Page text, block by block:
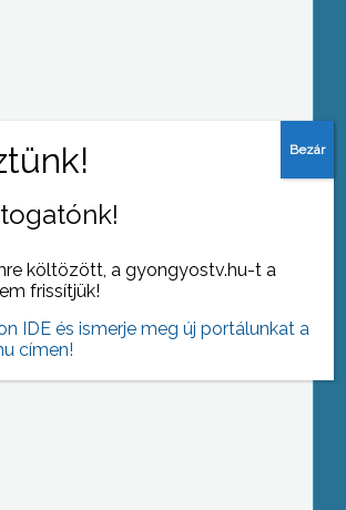
tegnap este egy Gyöngyösi
költözött, a gyongyostv.hu-t a
frissítjük!
IDE és ismerje meg új portálunkat a
címen!